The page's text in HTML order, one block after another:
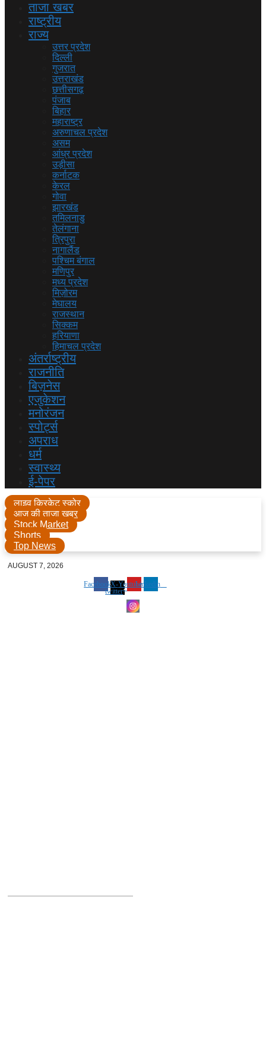
ताजा खबर
राष्ट्रीय
राज्य
उत्तर प्रदेश
दिल्ली
गुजरात
उत्तराखंड
छत्तीसगढ़
पंजाब
बिहार
महाराष्ट्र
अरुणाचल प्रदेश
असम
आंध्र प्रदेश
उड़ीसा
कर्नाटक
केरल
गोवा
झारखंड
तमिलनाडु
तेलंगाना
त्रिपुरा
नागालैंड
पश्चिम बंगाल
मणिपुर
मध्य प्रदेश
मिज़ोरम
मेघालय
राजस्थान
सिक्कम
हरियाणा
हिमाचल प्रदेश
अंतर्राष्ट्रीय
राजनीति
बिज़नेस
एजुकेशन
मनोरंजन
स्पोर्ट्स
अपराध
धर्म
स्वास्थ्य
ई-पेपर
लाइव क्रिकेट स्कोर
आज की ताजा खबर
Stock Market
Shorts
Top News
AUGUST 7, 2026
FacebookX-
twitter
YoutubeLinkedin